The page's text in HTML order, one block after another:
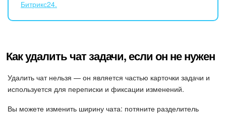
Виджет сотрудника
Битрикс24.
Как удалить чат задачи, если он не нужен
Удалить чат нельзя — он является частью карточки задачи и
используется для переписки и фиксации изменений.
Вы можете изменить ширину чата: потяните разделитель